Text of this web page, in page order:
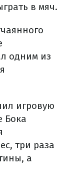
в мяч.
одним из
игровую
Бока
три раза
а